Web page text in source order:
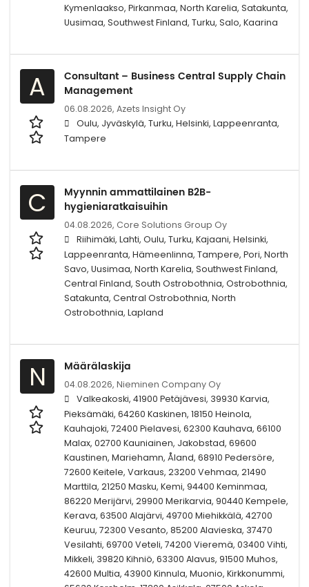
Kymenlaakso, Pirkanmaa, North Karelia, Satakunta,
Uusimaa, Southwest Finland, Turku, Salo, Kaarina
A
Consultant – Business Central Supply Chain
Management
06.08.2026, Azets Insight Oy
Oulu, Jyväskylä, Turku, Helsinki, Lappeenranta,
Tampere
C
Myynnin ammattilainen B2B-
hygieniaratkaisuihin
04.08.2026, Core Solutions Group Oy
Riihimäki, Lahti, Oulu, Turku, Kajaani, Helsinki,
Lappeenranta, Hämeenlinna, Tampere, Pori, North
Savo, Uusimaa, North Karelia, Southwest Finland,
Central Finland, South Ostrobothnia, Ostrobothnia,
Satakunta, Central Ostrobothnia, North
Ostrobothnia, Lapland
N Määrälaskija
04.08.2026, Nieminen Company Oy
Valkeakoski, 41900 Petäjävesi, 39930 Karvia,
Pieksämäki, 64260 Kaskinen, 18150 Heinola,
Kauhajoki, 72400 Pielavesi, 62300 Kauhava, 66100
Malax, 02700 Kauniainen, Jakobstad, 69600
Kaustinen, Mariehamn, Åland, 68910 Pedersöre,
72600 Keitele, Varkaus, 23200 Vehmaa, 21490
Marttila, 21250 Masku, Kemi, 94400 Keminmaa,
86220 Merijärvi, 29900 Merikarvia, 90440 Kempele,
Kerava, 63500 Alajärvi, 49700 Miehikkälä, 42700
Keuruu, 72300 Vesanto, 85200 Alavieska, 37470
Vesilahti, 69700 Veteli, 74200 Vieremä, 03400 Vihti,
Mikkeli, 39820 Kihniö, 63300 Alavus, 91500 Muhos,
42600 Multia, 43900 Kinnula, Muonio, Kirkkonummi,